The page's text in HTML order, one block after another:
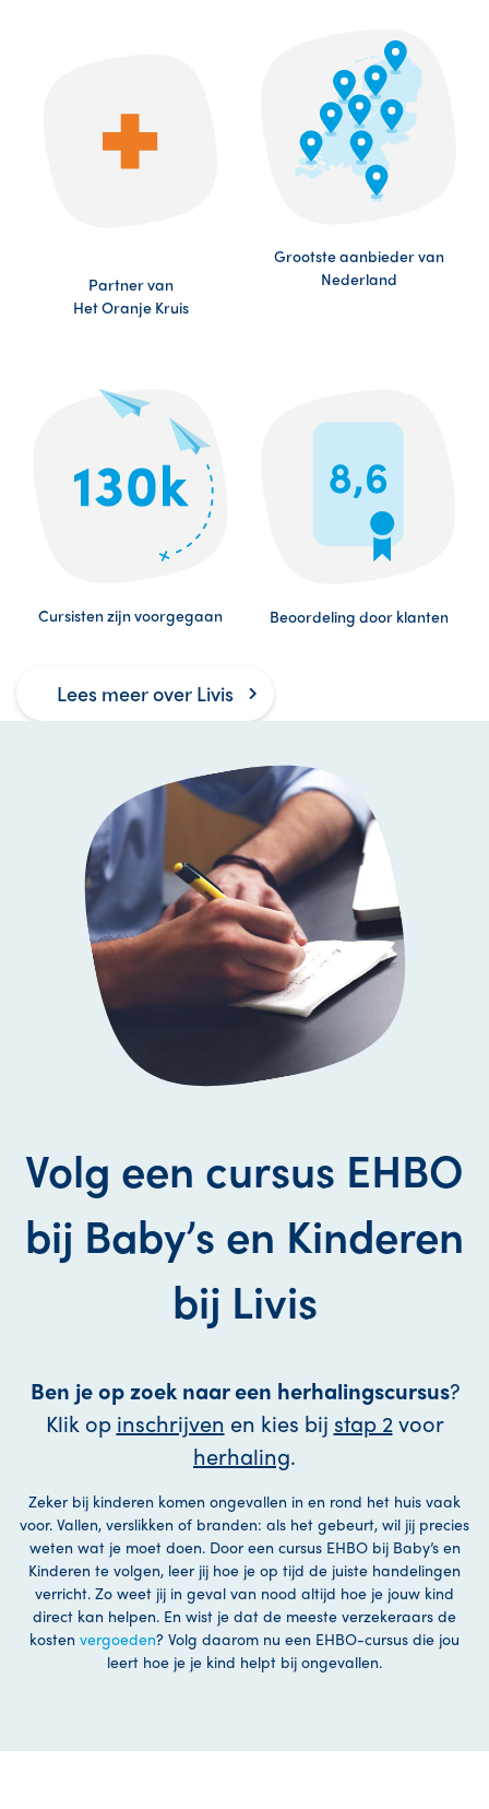
Partner van
Het Oranje Kruis
Grootste aanbieder van
Nederland
Cursisten zijn voorgegaan Beoordeling door klanten
Lees meer over Livis
Volg een cursus EHBO
bij Baby’s en Kinderen
bij Livis
Ben je op zoek naar een herhalingscursus?
Klik op inschrijven en kies bij stap 2voor
herhaling.
Zeker bij kinderen komen ongevallen in en rond het huis vaak
voor. Vallen, verslikken of branden: als het gebeurt, wil jij precies
weten wat je moet doen. Door een cursus EHBO bij Baby’s en
Kinderen te volgen, leer jij hoe je op tijd de juiste handelingen
verricht. Zo weet jij in geval van nood altijd hoe je jouw kind
direct kan helpen. En wist je dat de meeste verzekeraars de
kosten vergoeden? Volg daarom nu een EHBO-cursus die jou
leert hoe je je kind helpt bij ongevallen.